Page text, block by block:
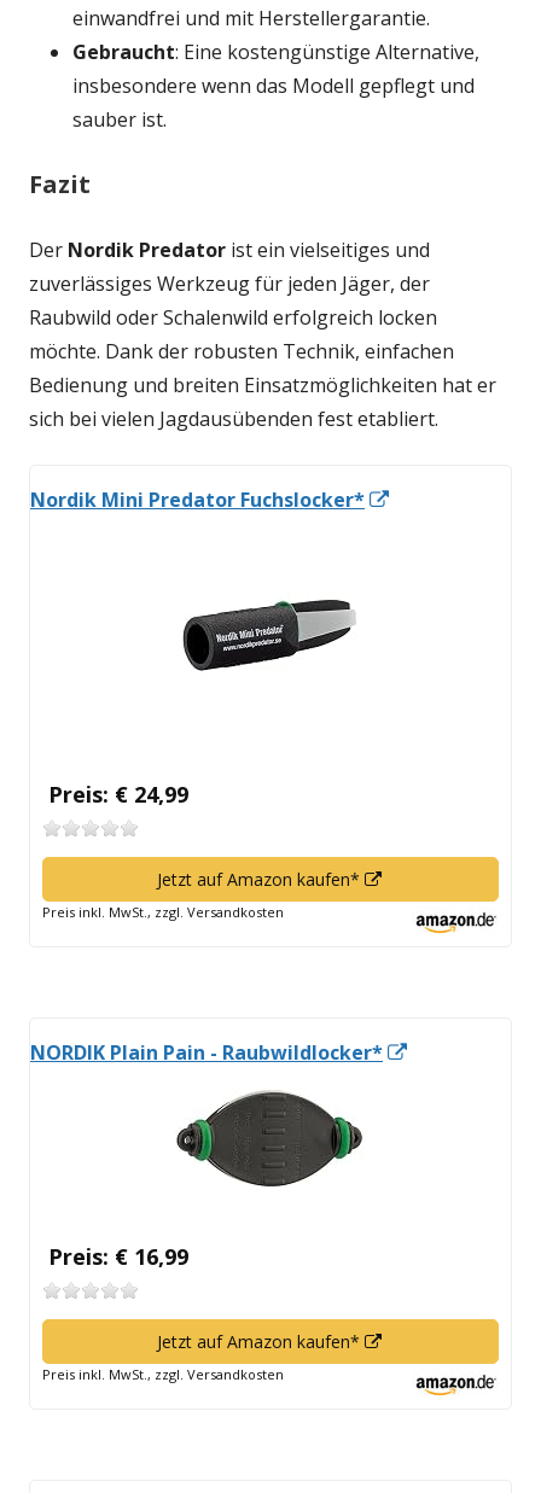
einwandfrei und mit Herstellergarantie.
Gebraucht: Eine kostengünstige Alternative,
insbesondere wenn das Modell gepflegt und
sauber ist.
Fazit
Der Nordik Predator ist ein vielseitiges und
zuverlässiges Werkzeug für jeden Jäger, der
Raubwild oder Schalenwild erfolgreich locken
möchte. Dank der robusten Technik, einfachen
Bedienung und breiten Einsatzmöglichkeiten hat er
sich bei vielen Jagdausübenden fest etabliert.
Nordik Mini Predator Fuchslocker*
Preis: € 24,99
Jetzt auf Amazon kaufen*
neuem
Fenster
Preis inkl. MwSt., zzgl. Versandkosten
NORDIK Plain Pain - Raubwildlocker*
Preis: € 16,99
Jetzt auf Amazon kaufen*
neuem
Fenster
Preis inkl. MwSt., zzgl. Versandkosten